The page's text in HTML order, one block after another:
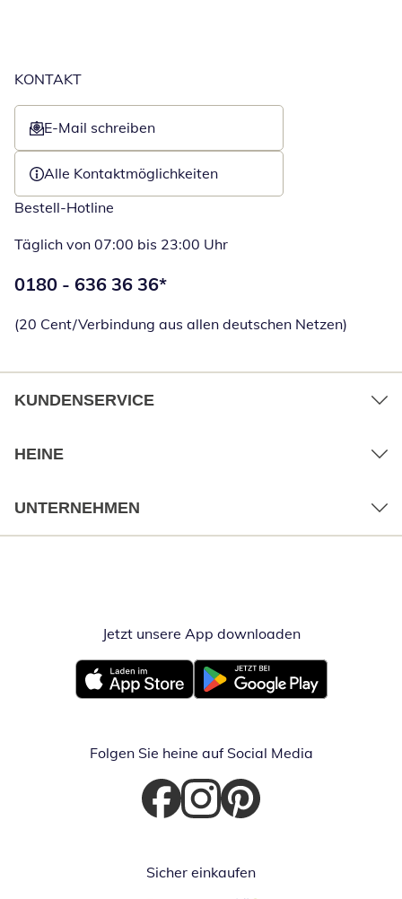
KONTAKT
E-Mail schreiben
Öffnet E-Mail-Client
Alle Kontaktmöglichkeiten
Bestell-Hotline
Täglich von 07:00 bis 23:00 Uhr
Telefonnummer:
0180 - 636 36 36*
(20 Cent/Verbindung aus allen deutschen Netzen)
KUNDENSERVICE
HEINE
UNTERNEHMEN
Jetzt unsere App downloadenÖffnet in
Öffnet in neuem FensterÖffnet in neuem Fenster
Folgen Sie heine auf Social Media
Öffnet in neuem Fenster
Öffnet in neuem Fenster
Öffnet in neuem Fenster
Sicher einkaufen